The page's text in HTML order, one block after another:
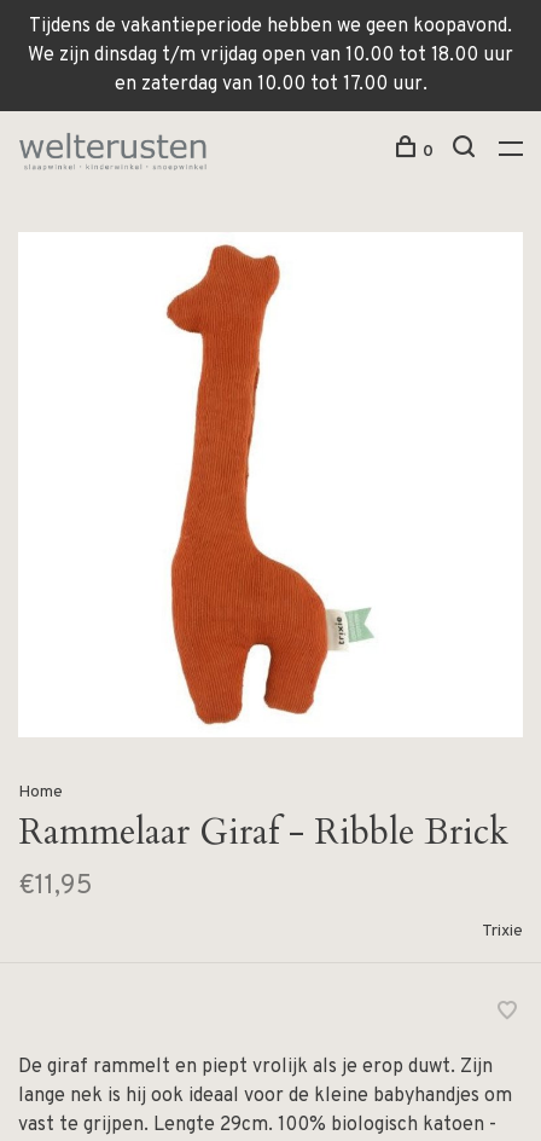
Tijdens de vakantieperiode hebben we geen koopavond.
We zijn dinsdag t/m vrijdag open van 10.00 tot 18.00 uur
en zaterdag van 10.00 tot 17.00 uur.
0
Home
Rammelaar Giraf - Ribble Brick
€11,95
Trixie
De giraf rammelt en piept vrolijk als je erop duwt. Zijn
lange nek is hij ook ideaal voor de kleine babyhandjes om
vast te grijpen. Lengte 29cm. 100% biologisch katoen -